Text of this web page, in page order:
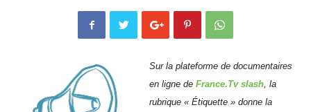
Sur la plateforme de documentaires
en ligne de France.Tv slash, la
rubrique « Étiquette » donne la